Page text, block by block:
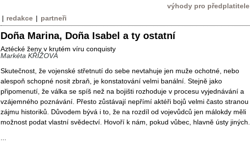
výhody pro předplatitele
| redakce | partneři
Doña Marina, Doña Isabel a ty ostatní
Aztécké ženy v krutém víru conquisty
Markéta KŘÍŽOVÁ
Skutečnost, že vojenské střetnutí do sebe nevtahuje jen muže ochotné, nebo
alespoň schopné nosit zbraň, je konstatování velmi banální. Stejně jako
připomenutí, že válka se spíš než na bojišti rozhoduje v procesu vyjednávání a
vzájemného poznávání. Přesto zůstávají nepřímí aktéři bojů velmi často stranou
zájmu historiků. Důvodem bývá i to, že na rozdíl od vojevůdců jen málokdy měli
možnost podat vlastní svědectví. Hovoří k nám, pokud vůbec, hlavně ústy jiných.